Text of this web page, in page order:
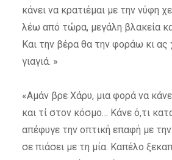
κάνει να κρατιέμαι με την νύφη
λέω από τώρα, μεγάλη βλακεία
Και την βέρα θα την φοράω κι ας
γιαγιά. »
«Αμάν βρε Χάρυ, μια φορά να
και τί στον κόσμο… Κάνε ό,τι
απέφυγε την οπτική επαφή με την
σε πιάσει με τη μία. Καπέλο